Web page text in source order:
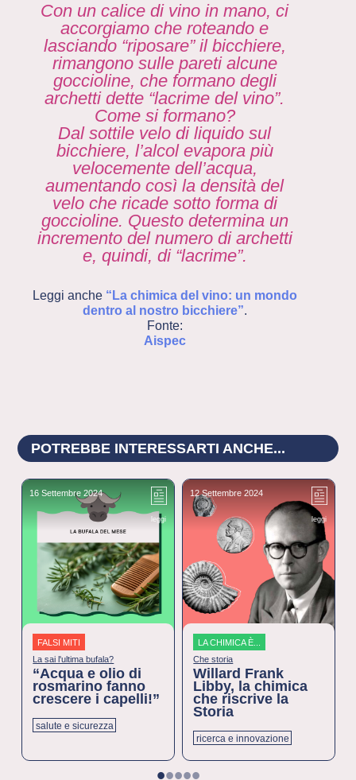
Con un calice di vino in mano, ci
accorgiamo che roteando e
lasciando “riposare” il bicchiere,
rimangono sulle pareti alcune
goccioline, che formano degli
archetti dette “lacrime del vino”.
Come si formano?
Dal sottile velo di liquido sul
bicchiere, l’alcol evapora più
velocemente dell’acqua,
aumentando così la densità del
velo che ricade sotto forma di
goccioline. Questo determina un
incremento del numero di archetti
e, quindi, di “lacrime”.
Leggi anche “La chimica del vino: un mondo
dentro al nostro bicchiere”.
Fonte:
Aispec
POTREBBE INTERESSARTI ANCHE...
16 Settembre 2024
leggi
FALSI MITI
La sai l'ultima bufala?
“Acqua e olio di
rosmarino fanno
crescere i capelli!”
salute e sicurezza
12 Settembre 2024
leggi
LA CHIMICA È...
Che storia
Willard Frank
Libby, la chimica
che riscrive la
Storia
ricerca e innovazione
12345